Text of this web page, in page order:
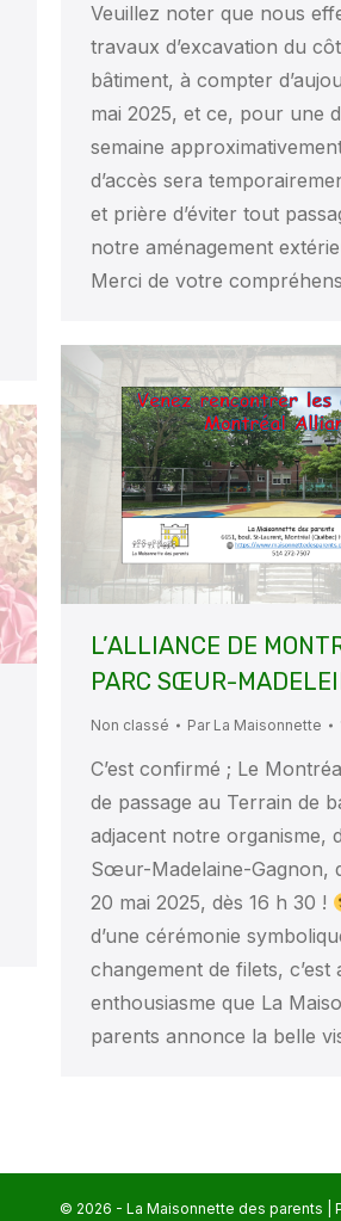
Veuillez noter que nous
travaux d’excavation du
bâtiment, à compter
mai 2025, et ce, pour une
semaine
d’accès sera
et prière d’éviter tout
notre aménagement
Merci de votre
L’ALLIANCE DE
PARC SŒUR-
Non classé Par La Maisonnette
C’est confirmé ; Le
de passage au Terrain de
adjacent notre organisme,
Sœur-Madelaine-Gagnon,
20 mai 2025, dès 16 h 30 !
d’une cérémonie
changement de filets, c’est
enthousiasme que La
parents annonce la belle
© 2026 - La Maisonnette des parents |